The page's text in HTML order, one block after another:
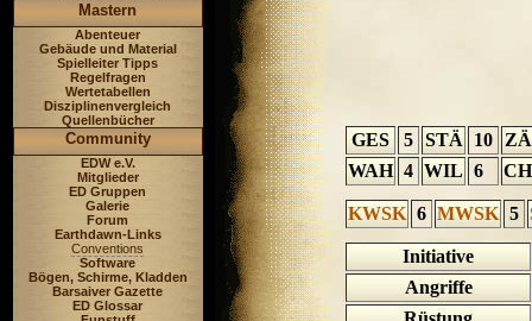
Mastern
Abenteuer
Gebäude und Material
Spielleiter Tipps
Regelfragen
Wertetabellen
Disziplinenvergleich
Quellenbücher
Community
EDW e.V.
Mitglieder
ED Gruppen
Galerie
Forum
Earthdawn-Links
Conventions
Software
Bögen, Schirme, Kladden
Barsaiver Gazette
ED Glossar
GES 5 STÄ 10
WAH 4 WIL 6
KWSK 6 MWSK 5
Initiative
Angriffe